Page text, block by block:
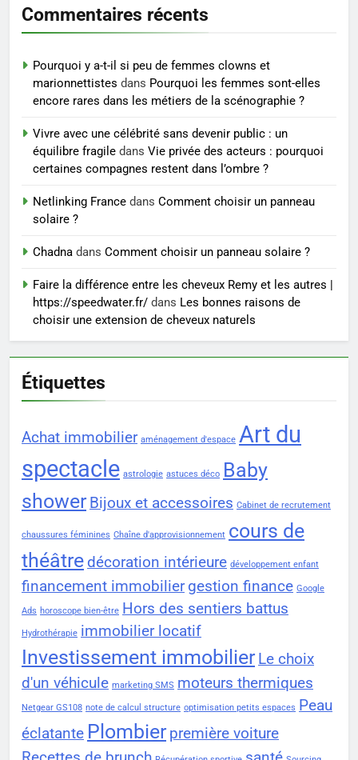
Les secrets révélés pour une
Ordinary
SANTÉ
Prévenir les chutes chez les
seniors: aménagement et
exercices
BIEN ÊTRE
8
trouver un accompagnement
BIEN ÊTRE
Commentaires récents
Pourquoi y a-t-il si peu de femmes clowns et
marionnettistes dans Pourquoi les femmes sont-elles
encore rares dans les métiers de la scénographie ?
Vivre avec une célébrité sans devenir public : un
équilibre fragile dans Vie privée des acteurs : pourquoi
certaines compagnes restent dans l’ombre ?
Netlinking France dans Comment choisir un panneau
solaire ?
Chadna dans Comment choisir un panneau solaire ?
Faire la différence entre les cheveux Remy et les autres |
https://speedwater.fr/ dans Les bonnes raisons de
choisir une extension de cheveux naturels
Étiquettes
Achat immobilier aménagement d'espace Art du
spectacle astrologie astuces déco Baby
shower Bijoux et accessoires Cabinet de recrutement
chaussures féminines Chaîne d'approvisionnement cours de
théâtre décoration intérieure développement enfant
financement immobilier gestion finance Google
Ads horoscope bien-être Hors des sentiers battus
Hydrothérapie immobilier locatif
Investissement immobilier Le choix
d'un véhicule marketing SMS moteurs thermiques
Netgear GS108 note de calcul structure optimisation petits espaces Peau
éclatante Plombier première voiture